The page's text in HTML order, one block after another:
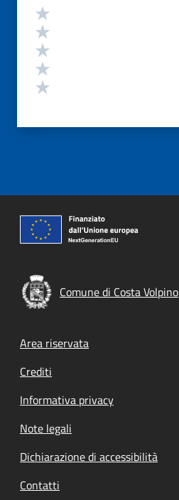
Valutazione
Comune di Costa Volpino
Footer menu
Area riservata
Crediti
Informativa privacy
Note legali
Dichiarazione di accessibilità
Contatti